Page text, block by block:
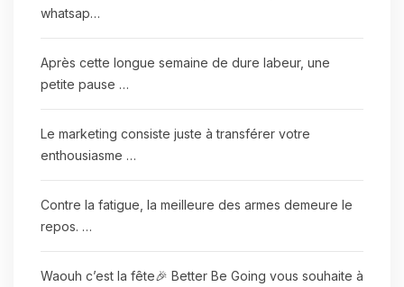
whatsap…
Après cette longue semaine de dure labeur, une
petite pause …
Le marketing consiste juste à transférer votre
enthousiasme …
Contre la fatigue, la meilleure des armes demeure le
repos. …
Waouh c’est la fête🎉 Better Be Going vous souhaite à